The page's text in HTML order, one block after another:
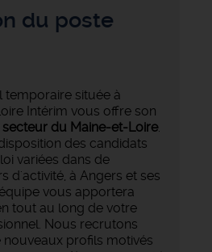
du poste
temporaire située à
Intérim vous offre son
secteur du Maine-et-Loire.
des candidats
variées dans de
d'activité, à Angers et ses
vous apportera
tout au long de votre
Nous recrutons
profils motivés